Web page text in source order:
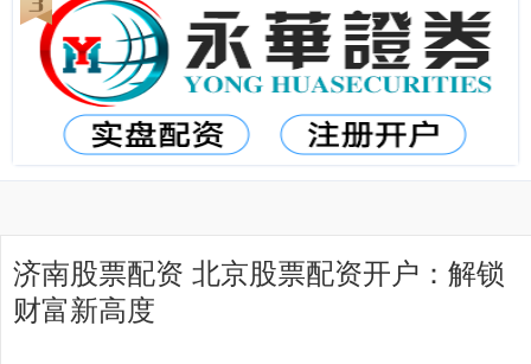
济南股票配资 北京股票配资开户：解锁
财富新高度